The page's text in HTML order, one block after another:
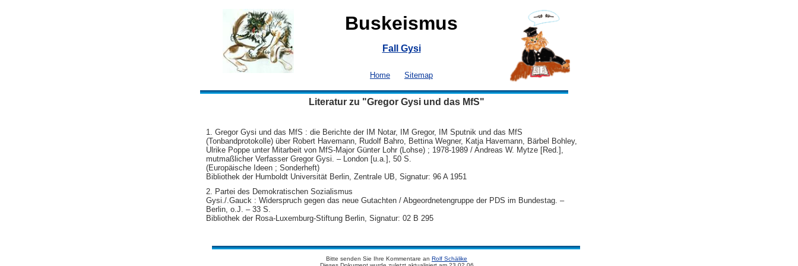
Buskeismus
Fall Gysi
Home Sitemap
Literatur zu "Gregor Gysi und das MfS"
1. Gregor Gysi und das MfS : die Berichte der IM Notar, IM Gregor, IM Sputnik und das MfS
(Tonbandprotokolle) über Robert Havemann, Rudolf Bahro, Bettina Wegner, Katja Havemann, Bärbel Bohley,
Ulrike Poppe unter Mitarbeit von MfS-Major Günter Lohr (Lohse) ; 1978-1989 / Andreas W. Mytze [Red.],
mutmaßlicher Verfasser Gregor Gysi. – London [u.a.], 50 S.
(Europäische Ideen ; Sonderheft)
Bibliothek der Humboldt Universität Berlin, Zentrale UB, Signatur: 96 A 1951
2. Partei des Demokratischen Sozialismus
Gysi./.Gauck : Widerspruch gegen das neue Gutachten / Abgeordnetengruppe der PDS im Bundestag. –
Berlin, o.J. – 33 S.
Bibliothek der Rosa-Luxemburg-Stiftung Berlin, Signatur: 02 B 295
Bitte senden Sie Ihre Kommentare an Rolf Schälike